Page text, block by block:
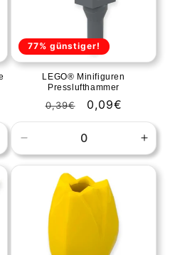
77% günstiger!
LEGO® Minifiguren
Presslufthammer
Normale
prijs
0,39€ 0,09€
verlagen
Default
voor